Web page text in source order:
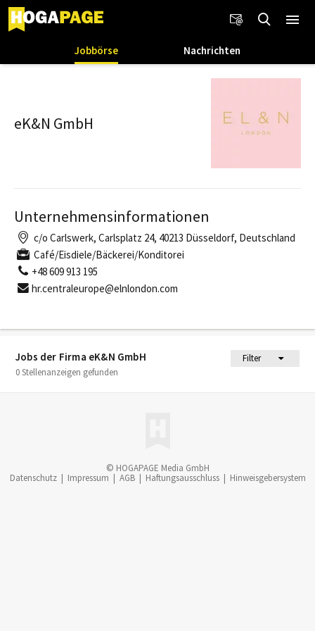
Jobbörse Nachrichten
Jobs der Firma eK&N GmbH
Filter
0 Stellenanzeigen gefunden
eK&N GmbH
Unternehmensinformationen
c/o Carlswerk, Carlsplatz 24, 40213 Düsseldorf, Deutschland
Café/Eisdiele/Bäckerei/Konditorei
+48 609 913 195
hr.centraleurope@elnlondon.com
© HOGAPAGE Media GmbH
Datenschutz | Impressum | AGB | Haftungsausschluss | Hinweisgebersystem